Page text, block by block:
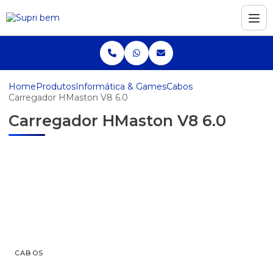
HomeProdutosInformática & GamesCabos
Carregador HMaston V8 6.0
Carregador HMaston V8 6.0
CABOS